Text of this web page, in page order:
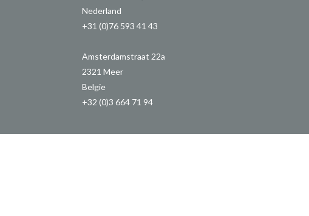
Nederland
+31 (0)76 593 41 43
Amsterdamstraat 22a
2321 Meer
Belgie
+32 (0)3 664 71 94